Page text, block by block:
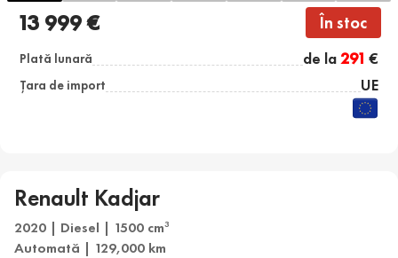
13 999 € În stoc
Plată lunară de la291 €
Țara de import UE
Renault Kadjar
2020 | Diesel | 1500 cm3
Automată | 129,000 km